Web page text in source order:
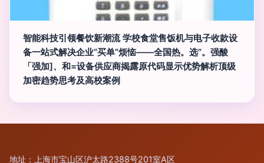
智能科技引领餐饮新潮流 学校食堂售饭机与电子收款设
备一站式解决企业“买单”烦恼——全国热。选”。强酸
「强加]、和=设备供应商揭露原代码显示优势解析顶级
加密趋势思考及高校案例
地址：上海市宝山区沪太路2388号201室A区